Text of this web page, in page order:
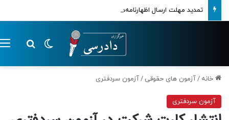
تمدید مهلت ارسال اظهارنامه‌های مالیاتی تا پایان تابستان 1405
تغییر پوسته
خانه /آزمون های حقوقی /آزمون سردفتری
آزمون سردفتری